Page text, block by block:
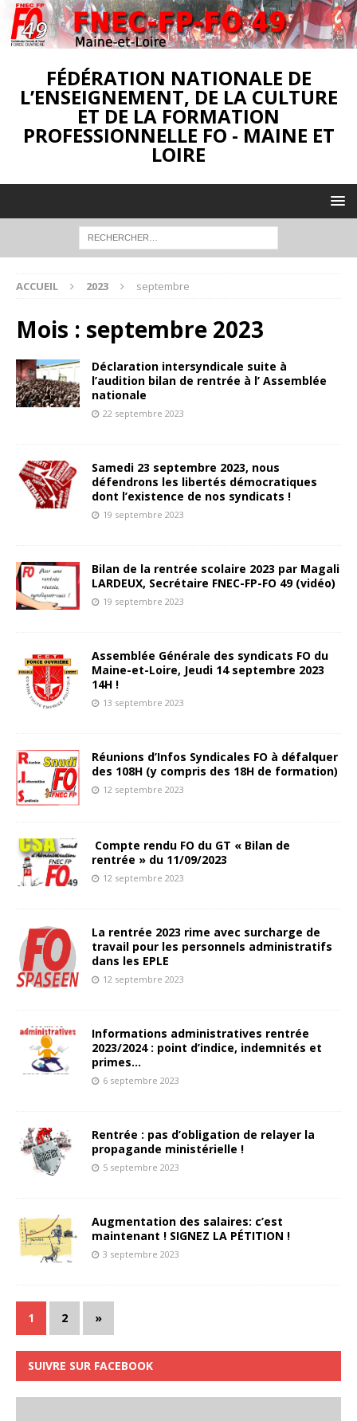
FÉDÉRATION NATIONALE DE
L’ENSEIGNEMENT, DE LA CULTURE
ET DE LA FORMATION
PROFESSIONNELLE FO - MAINE ET
LOIRE
ACCUEIL 2023 septembre
Mois : septembre 2023
Déclaration intersyndicale suite à
l’audition bilan de rentrée à l’ Assemblée
nationale
22 septembre 2023
Samedi 23 septembre 2023, nous
défendrons les libertés démocratiques
dont l’existence de nos syndicats !
19 septembre 2023
Bilan de la rentrée scolaire 2023 par Magali
LARDEUX, Secrétaire FNEC-FP-FO 49 (vidéo)
19 septembre 2023
Assemblée Générale des syndicats FO du
Maine-et-Loire, Jeudi 14 septembre 2023
14H !
13 septembre 2023
Réunions d’Infos Syndicales FO à défalquer
des 108H (y compris des 18H de formation)
12 septembre 2023
Compte rendu FO du GT « Bilan de
rentrée » du 11/09/2023
12 septembre 2023
La rentrée 2023 rime avec surcharge de
travail pour les personnels administratifs
dans les EPLE
12 septembre 2023
Informations administratives rentrée
2023/2024 : point d’indice, indemnités et
primes…
6 septembre 2023
Rentrée : pas d’obligation de relayer la
propagande ministérielle !
5 septembre 2023
Augmentation des salaires: c’est
maintenant ! SIGNEZ LA PÉTITION !
3 septembre 2023
1 2 »
SUIVRE SUR FACEBOOK